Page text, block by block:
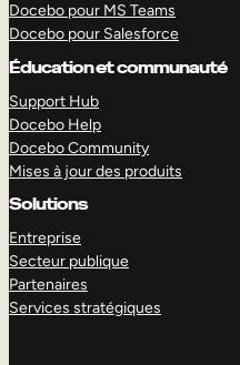
Docebo pour MS Teams
Docebo pour Salesforce
Éducation et communauté
Support Hub
Docebo Help
Docebo Community
Mises à jour des produits
Solutions
Entreprise
Secteur publique
Partenaires
Services stratégiques